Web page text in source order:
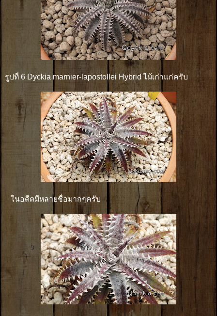
รูปที่ 6 Dyckia marnier-lapostollei Hybrid ไม้เก่าแก่ครับ
ในอดีตมีหลายชื่อมากๆครับ